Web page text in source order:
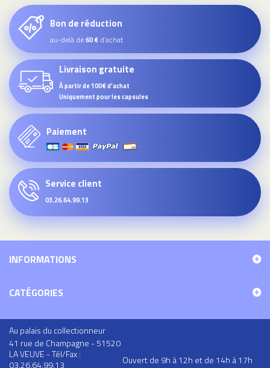
Bon de réduction
au-delà de60 € d’achat
Livraison gratuite
À partir de 100€ d'achat
Uniquement pour les capsules
Paiement
Service client
03.26.64.99.13
INFORMATIONS
CATÉGORIES
Au palais du collectionneur
41 rue de Champagne - 51520
LA VEUVE - Tél/Fax :
03.26.64.99.13
Ouvert de 9h à 12h et de 14h à 17h